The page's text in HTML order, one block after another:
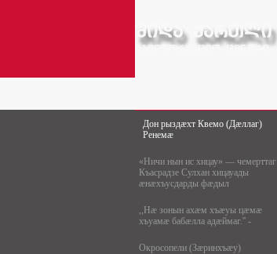
Дон рыздæхт Квемо (Дæллаг)
Ренемæ
«Ничи нын ис хицау» — чемерттаг
Къасрадзе Сулхан хицауады
æнæхъусдарды фæдыл
,,Нæ зонын ахæм хъæуы цæмæ
хъуамæ бабæлла адæймаг.'' -
Окросопели (Зæринхъæу)